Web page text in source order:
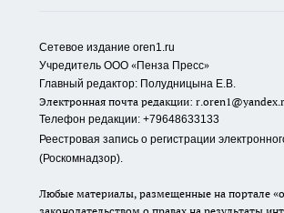
Сетевое издание oren1.ru
Учредитель ООО «Пенза Пресс»
Главный редактор: Полудницына Е.В.
Электронная почта редакции:
Телефон редакции: +79648633133
Реестровая запись о регистрации
(Роскомнадзор).
Любые материалы, размещенные на портале